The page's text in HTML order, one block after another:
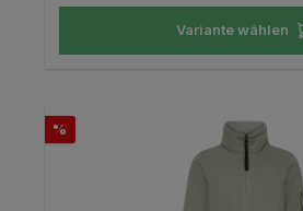
Variante wählen
Rabatt
%